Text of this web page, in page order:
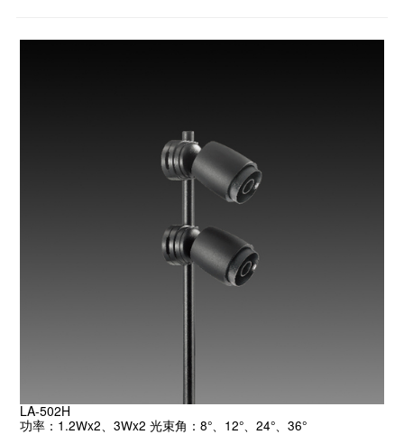
LA-502H
功率：1.2Wx2、3Wx2 光束角：8°、12°、24°、36°